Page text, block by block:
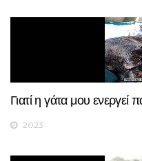
Γιατί η γάτα μου
2023